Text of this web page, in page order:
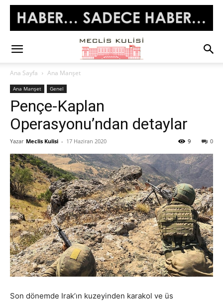
Ana Sayfa Ana Manşet
Ana Manşet Genel
Pençe-Kaplan
Operasyonu’ndan detaylar
Yazar Meclis Kulisi - 17 Haziran 2020 0
9
Son dönemde Irak’ın kuzeyinden karakol ve üs